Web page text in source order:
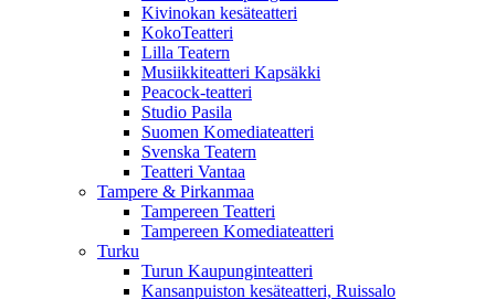
Kivinokan kesäteatteri
KokoTeatteri
Lilla Teatern
Musiikkiteatteri Kapsäkki
Peacock-teatteri
Studio Pasila
Suomen Komediateatteri
Svenska Teatern
Teatteri Vantaa
Tampere & Pirkanmaa
Tampereen Teatteri
Tampereen Komediateatteri
Turku
Turun Kaupunginteatteri
Kansanpuiston kesäteatteri, Ruissalo